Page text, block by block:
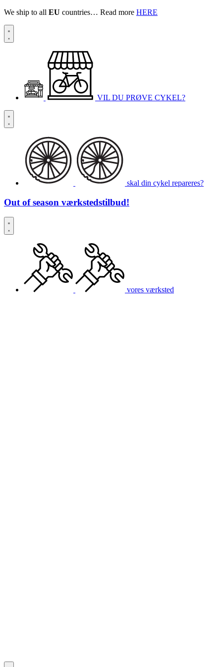
We ship to all EU countries… Read more HERE
VIL DU PRØVE CYKEL?
skal din cykel repareres?
Out of season værkstedstilbud!
vores værksted